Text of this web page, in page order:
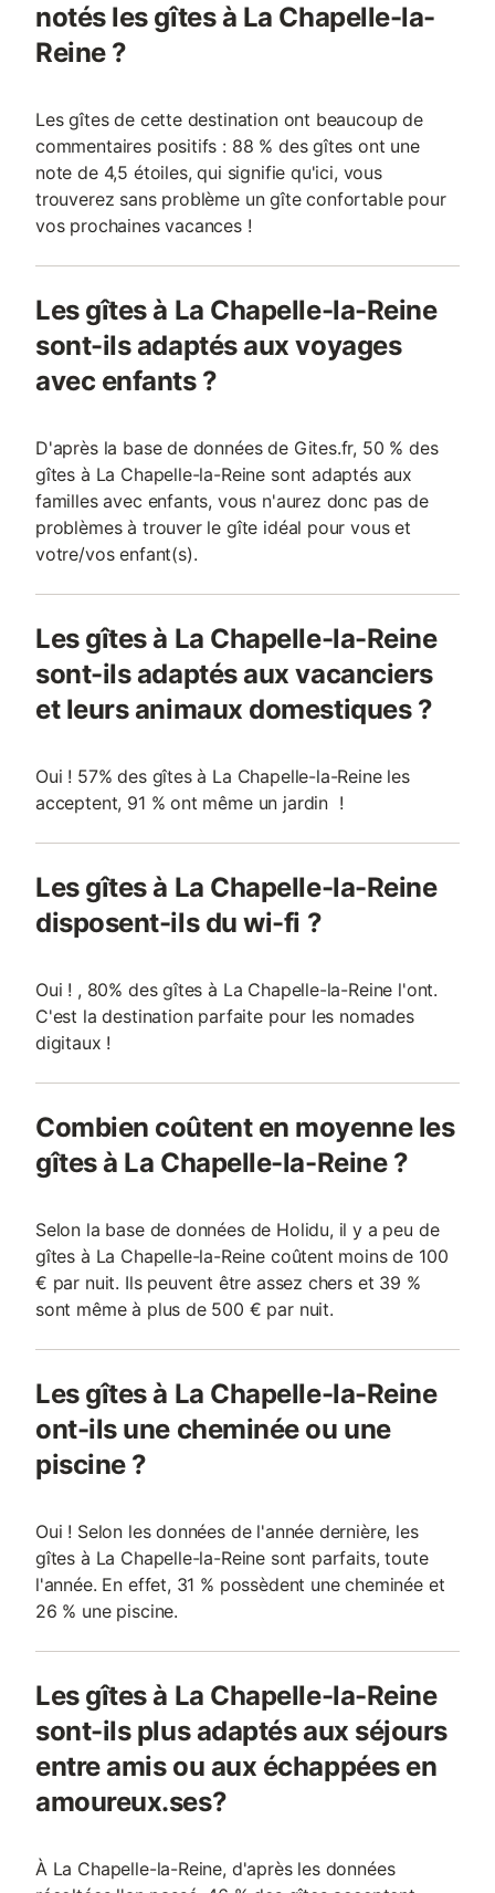
notés les gîtes à La Chapelle-la-
Reine ?
Les gîtes de cette destination ont beaucoup de
commentaires positifs : 88 % des gîtes ont une
note de 4,5 étoiles, qui signifie qu'ici, vous
trouverez sans problème un gîte confortable pour
vos prochaines vacances !
Les gîtes à La Chapelle-la-Reine
sont-ils adaptés aux voyages
avec enfants ?
D'après la base de données de Gites.fr, 50 % des
gîtes à La Chapelle-la-Reine sont adaptés aux
familles avec enfants, vous n'aurez donc pas de
problèmes à trouver le gîte idéal pour vous et
votre/vos enfant(s).
Les gîtes à La Chapelle-la-Reine
sont-ils adaptés aux vacanciers
et leurs animaux domestiques ?
Oui ! 57% des gîtes à La Chapelle-la-Reine les
acceptent, 91 % ont même un jardin !
Les gîtes à La Chapelle-la-Reine
disposent-ils du wi-fi ?
Oui ! , 80% des gîtes à La Chapelle-la-Reine l'ont.
C'est la destination parfaite pour les nomades
digitaux !
Combien coûtent en moyenne les
gîtes à La Chapelle-la-Reine ?
Selon la base de données de Holidu, il y a peu de
gîtes à La Chapelle-la-Reine coûtent moins de 100
€ par nuit. Ils peuvent être assez chers et 39 %
sont même à plus de 500 € par nuit.
Les gîtes à La Chapelle-la-Reine
ont-ils une cheminée ou une
piscine ?
Oui ! Selon les données de l'année dernière, les
gîtes à La Chapelle-la-Reine sont parfaits, toute
l'année. En effet, 31 % possèdent une cheminée et
26 % une piscine.
Les gîtes à La Chapelle-la-Reine
sont-ils plus adaptés aux séjours
entre amis ou aux échappées en
amoureux.ses?
À La Chapelle-la-Reine, d'après les données